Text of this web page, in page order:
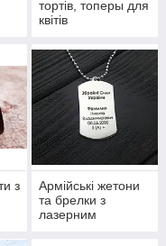
тортів, топеры для
квітів
з
Армійські жетони
та брелки з
лазерним